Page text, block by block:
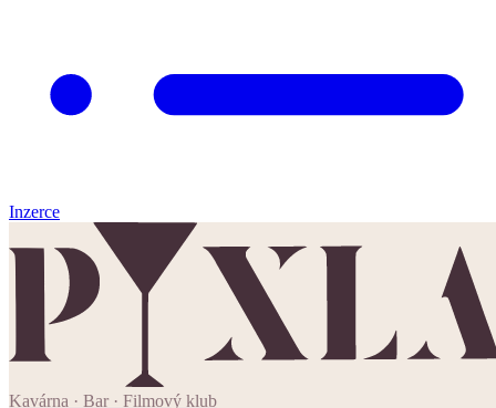
Inzerce
Kavárna · Bar · Filmový klub